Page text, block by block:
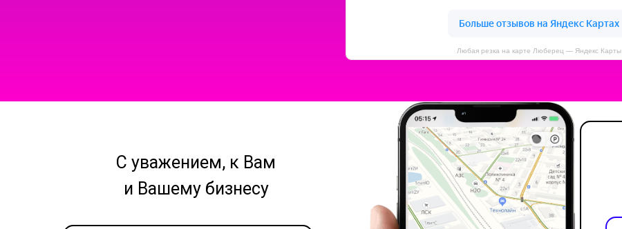
Любая резка на карте Люберец — Яндекс Карты
С уважением, к Вам
и Вашему бизнесу